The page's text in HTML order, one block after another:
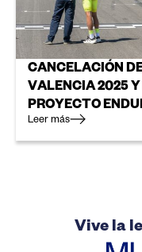
CANCELACIÓN
VALENCIA 2025
PROYECTO
Leer más
Vive la